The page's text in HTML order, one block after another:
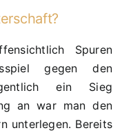
Spuren
gegen den
ein Sieg
an war man den
unterlegen. Bereits